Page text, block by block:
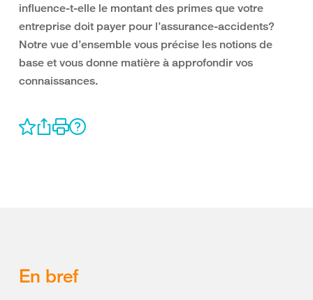
influence-t-elle le montant des primes que votre
entreprise doit payer pour l’assurance-accidents?
Notre vue d’ensemble vous précise les notions de
base et vous donne matière à approfondir vos
connaissances.
En bref